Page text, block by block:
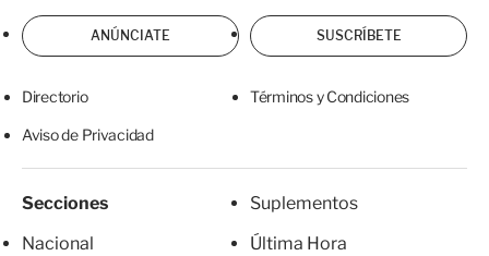
ANÚNCIATE SUSCRÍBETE
Directorio Términos y Condiciones
Aviso de Privacidad
Secciones
Nacional
Suplementos
Última Hora